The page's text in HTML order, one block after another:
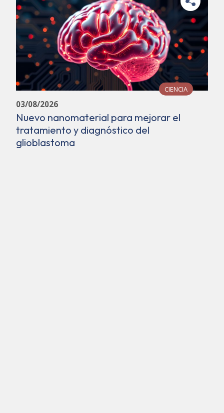
CIENCIA
03/08/2026
Nuevo nanomaterial para mejorar el
tratamiento y diagnóstico del
glioblastoma